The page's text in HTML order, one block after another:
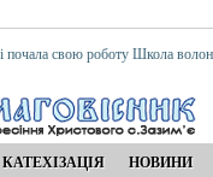
почала свою роботу Школа
КАТЕХІЗАЦІЯ НОВИНИ